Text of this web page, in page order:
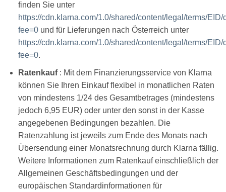
finden Sie unter
https://cdn.klarna.com/1.0/shared/content/legal/terms/
fee=0und für Lieferungen nach Österreich unter
https://cdn.klarna.com/1.0/shared/content/legal/terms/
fee=0.
Ratenkauf: Mit dem Finanzierungsservice von Klarna
können Sie Ihren Einkauf flexibel in monatlichen Raten
von mindestens 1/24 des Gesamtbetrages (mindestens
jedoch 6,95 EUR) oder unter den sonst in der Kasse
angegebenen Bedingungen bezahlen. Die
Ratenzahlung ist jeweils zum Ende des Monats nach
Übersendung einer Monatsrechnung durch Klarna fällig.
Weitere Informationen zum Ratenkauf einschließlich der
Allgemeinen Geschäftsbedingungen und der
europäischen Standardinformationen für